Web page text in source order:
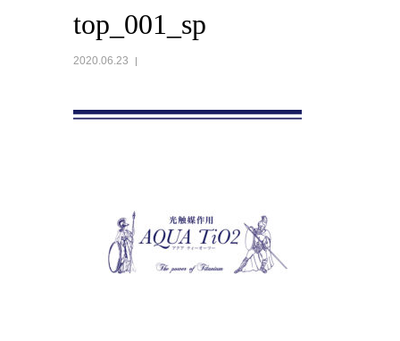
top_001_sp
2020.06.23